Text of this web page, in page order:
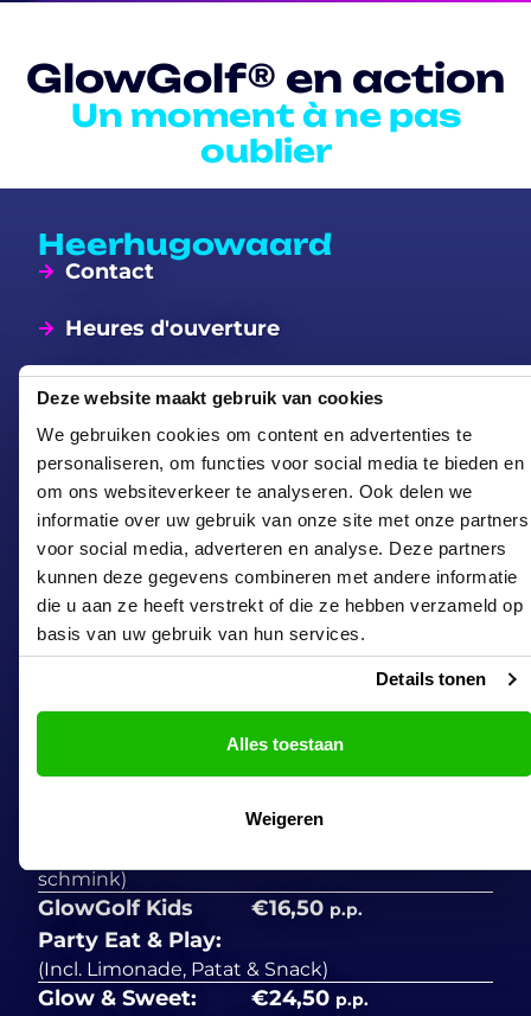
Deze website maakt gebruik van cookies
We gebruiken cookies om content en advertenties te
personaliseren, om functies voor social media te bieden en
om ons websiteverkeer te analyseren. Ook delen we
informatie over uw gebruik van onze site met onze partners
voor social media, adverteren en analyse. Deze partners
kunnen deze gegevens combineren met andere informatie
die u aan ze heeft verstrekt of die ze hebben verzameld op
basis van uw gebruik van hun services.
Details tonen
Alles toestaan
Weigeren
GlowGolf® en action
Un moment à ne pas
oublier
Heerhugowaard
Contact
Heures d'ouverture
Tarifs
Heures d'ouverture
Lundi
Fermé
Mardi
12:00 – 23:00
Mercredi
12:00 – 23:00
Jeudi
12:00 – 23:00
Vendredi
12:00 – 23:00
Samedi
12:00 – 23:00
Dimanche
12:00 – 23:00
Enfants: €7,50p.p.
€12,50
schmink)
GlowGolf Kids
Party Eat & Play:
€16,50 p.p.
(Incl. Limonade, Patat & Snack)
Glow & Sweet: €24,50 p.p.